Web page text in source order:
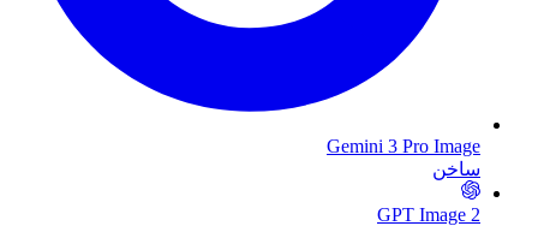
Gemini 3 Pro Image
ساخن
GPT Image 2